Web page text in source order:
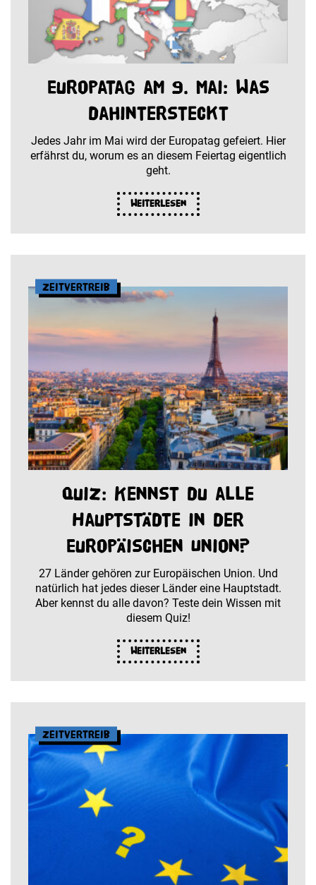
Europatag am 9. Mai: Was
dahintersteckt
Jedes Jahr im Mai wird der Europatag gefeiert. Hier
erfährst du, worum es an diesem Feiertag eigentlich
geht.
Weiterlesen
Zeitvertreib
Quiz: Kennst du alle
Hauptstädte in der
Europäischen Union?
27 Länder gehören zur Europäischen Union. Und
natürlich hat jedes dieser Länder eine Hauptstadt.
Aber kennst du alle davon? Teste dein Wissen mit
diesem Quiz!
Weiterlesen
Zeitvertreib